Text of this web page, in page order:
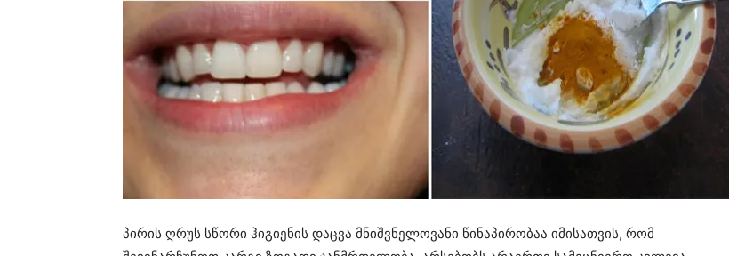
პირის ღრუს სწორი ჰიგიენის დაცვა მნიშვნელოვანი წინაპირობაა იმისათვის, რომ